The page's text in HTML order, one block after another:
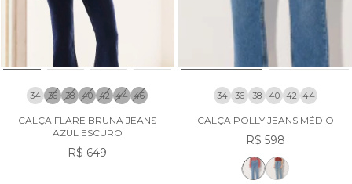
34 36 38 40 42 44 46
CALÇA FLARE BRUNA JEANS
AZUL ESCURO
R$ 649
34 36 38 40 42 44
CALÇA POLLY JEANS MÉDIO
R$ 598